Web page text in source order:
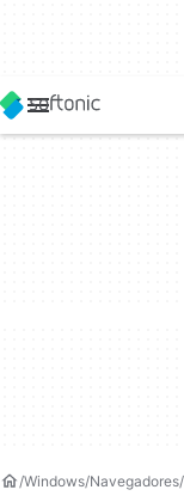
Windows Navegadores